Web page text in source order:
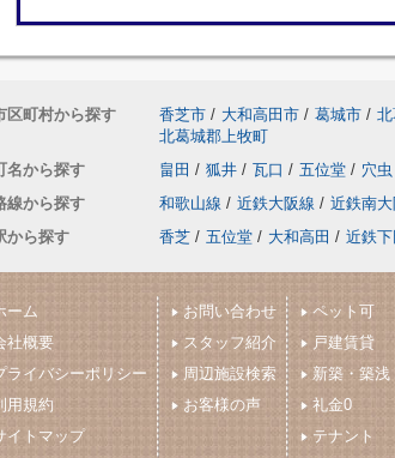
区町村から探す 香芝市 / 大和高田市 / 葛城市 /
北葛城郡上牧町
名から探す
畠田 / 狐井 / 瓦口 / 五位堂 / 穴虫
線から探す
和歌山線 / 近鉄大阪線 / 近鉄南大
から探す
香芝 / 五位堂 / 大和高田 / 近鉄下
ーム
社概要
ライバシーポリシー
用規約
イトマップ
お問い合わせ
スタッフ紹介
周辺施設検索
お客様の声
ペット可
戸建賃貸
新築・築浅
礼金0
テナント